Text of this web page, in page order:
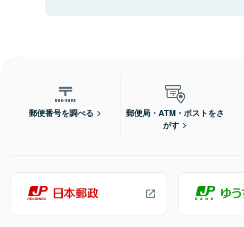
郵便番号を調べる
郵便局・ATM・ポストをさ
がす